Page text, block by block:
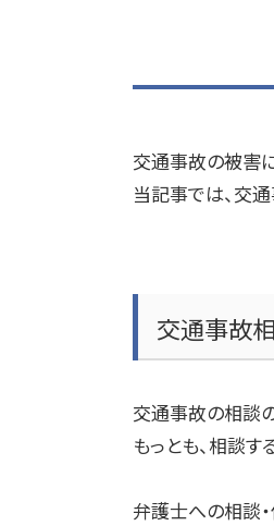
交通事故の被害
当記事では、交
交通事故
交通事故の相談
もっとも、相談
弁護士への相談